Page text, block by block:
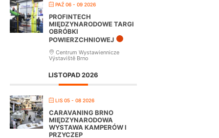
PAŹ 06 - 09 2026
PROFINTECH
MIĘDZYNARODOWE TARGI
OBRÓBKI
POWIERZCHNIOWEJ
Centrum Wystawiennicze
Výstaviště Brno
LISTOPAD 2026
LIS 05 - 08 2026
CARAVANING BRNO
MIĘDZYNARODOWA
WYSTAWA KAMPERÓW I
PRZYCZEP